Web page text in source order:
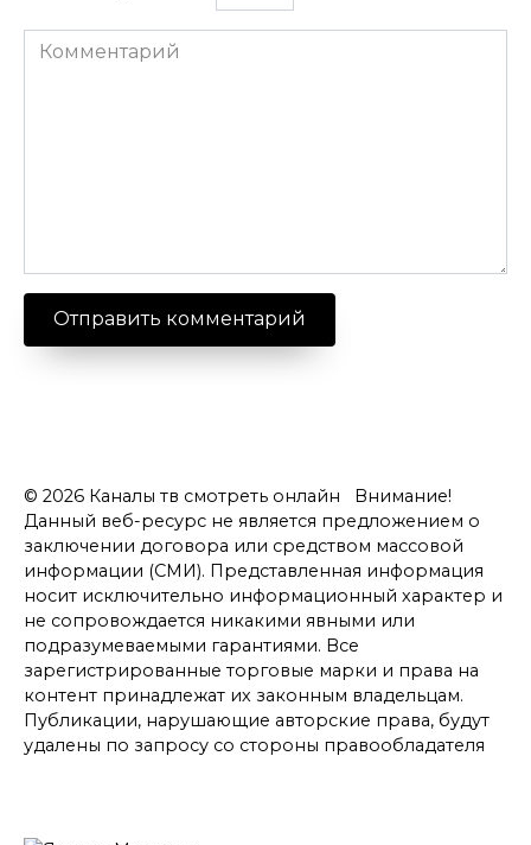
Комментарий
© 2026 Каналы тв смотреть онлайн Внимание!
Данный веб-ресурс не является предложением о
заключении договора или средством массовой
информации (СМИ). Представленная информация
носит исключительно информационный характер и
не сопровождается никакими явными или
подразумеваемыми гарантиями. Все
зарегистрированные торговые марки и права на
контент принадлежат их законным владельцам.
Публикации, нарушающие авторские права, будут
удалены по запросу со стороны правообладателя